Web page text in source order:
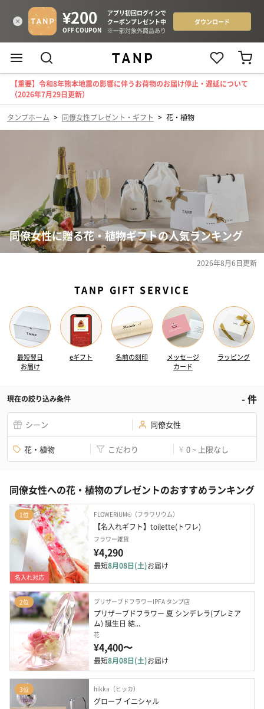
【重要】令和8年熊本地震の影響に伴うお荷物のお届け停止・遅延について
（2026年7月29日更新）
タンプホーム > 同僚女性プレゼント・ギフト > 花・植物
同僚女性に贈る花・植物ギフトの人気ランキング
2026年8月6日更新
TANP GIFT SERVICE
最短翌日
お届け
eギフト 名前の刻印
メッセージ
カード
ラッピング
現在の絞り込み条件 -件
シーン 同僚女性
花・植物 こだわり ¥ 0 ~ 上限なし
同僚女性への花・植物のプレゼントのおすすめランキング
1位
名入れ対応
FLOWERiUM®（フラワリウム）
【名入れギフト】toilette(トワレ)
フラワー雑貨
¥4,290
最短8月08日(土)お届け
2位 プリザーブドフラワーIPFA タンプ店
プリザーブドフラワー 夏 シンデレラ(プレミア
ム) 誕生日 結...
花
¥4,400〜
最短8月08日(土)お届け
3位 hikka（ヒッカ）
グローブ イニシャル